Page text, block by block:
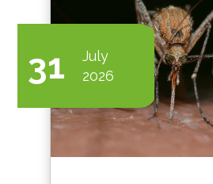
31
July
2026